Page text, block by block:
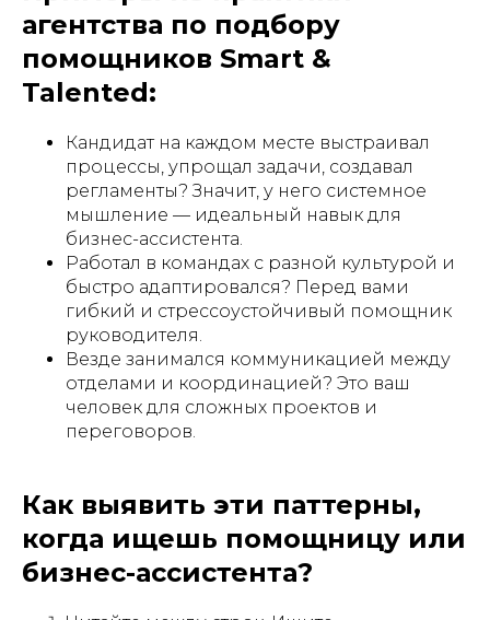
агентства по подбору
помощников Smart &
Talented:
Кандидат на каждом месте выстраивал
процессы, упрощал задачи, создавал
регламенты? Значит, у него системное
мышление — идеальный навык для
бизнес-ассистента.
Работал в командах с разной культурой и
быстро адаптировался? Перед вами
гибкий и стрессоустойчивый помощник
руководителя.
Везде занимался коммуникацией между
отделами и координацией? Это ваш
человек для сложных проектов и
переговоров.
Как выявить эти паттерны,
когда ищешь помощницу или
бизнес-ассистента?